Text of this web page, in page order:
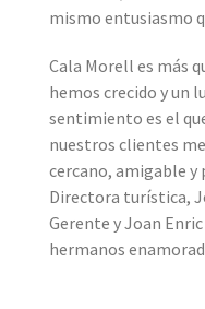
mismo entusiasmo
Cala Morell es más
hemos crecido y un
sentimiento es el
nuestros clientes
cercano, amigable y
Directora turística,
Gerente y Joan
hermanos